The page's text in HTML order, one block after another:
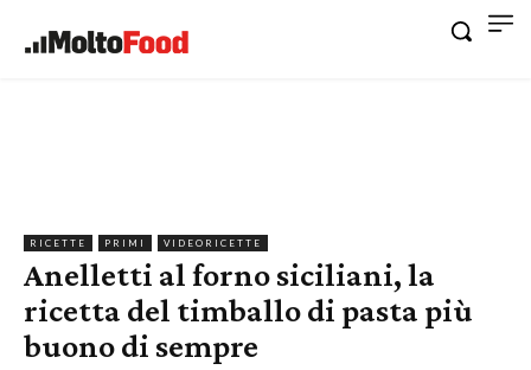
RICETTE PRIMI VIDEORICETTE
Anelletti al forno siciliani, la
ricetta del timballo di pasta più
buono di sempre